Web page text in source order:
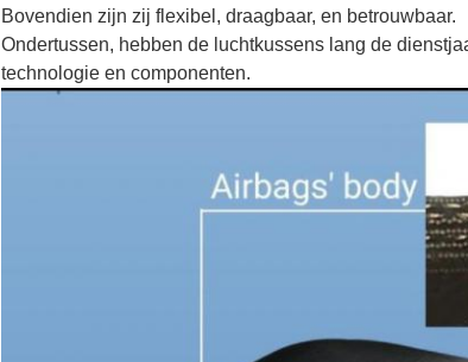
Bovendien zijn zij flexibel, draagbaar, en betrouwbaar.
Ondertussen, hebben de luchtkussens lang de
technologie en componenten.